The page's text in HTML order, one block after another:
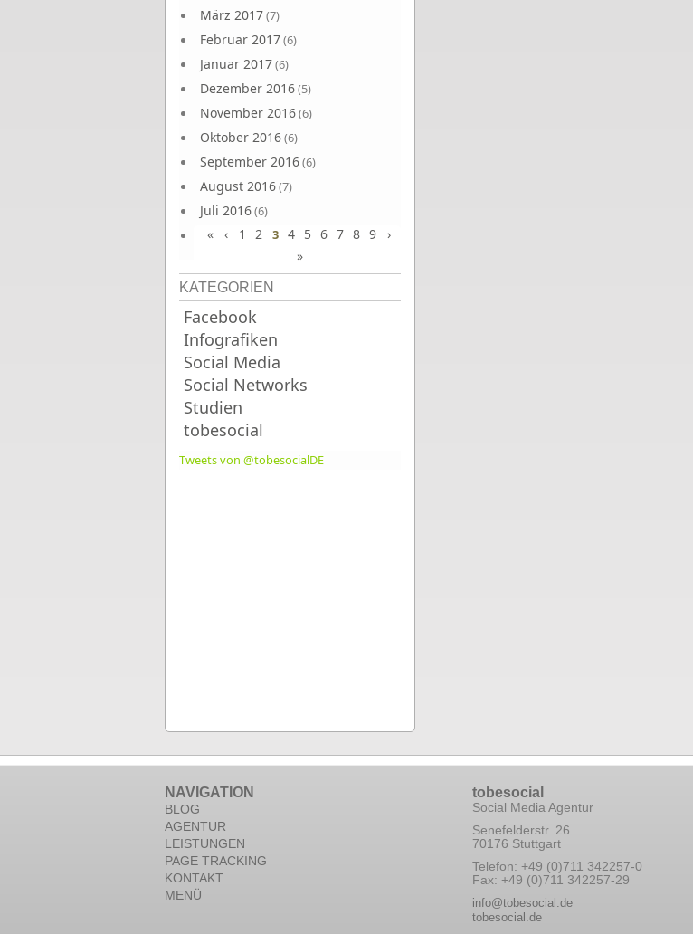
März 2017(7)
Februar 2017(6)
Januar 2017(6)
Dezember 2016(5)
November 2016(6)
Oktober 2016(6)
September 2016(6)
August 2016(7)
Juli 2016(6)
Juni 2016(7)
« ‹ 1 2 3 4 5 6 7 8 9
›
»
KATEGORIEN
Facebook
Infografiken
Social Media
Social Networks
Studien
tobesocial
Tweets von @tobesocialDE
NAVIGATION
BLOG
AGENTUR
LEISTUNGEN
PAGE TRACKING
KONTAKT
MENÜ
tobesocial
Social Media Agentur
Senefelderstr. 26
70176 Stuttgart
Telefon: +49 (0)711 342257-0
Fax: +49 (0)711 342257-29
info@tobesocial.de
tobesocial.de